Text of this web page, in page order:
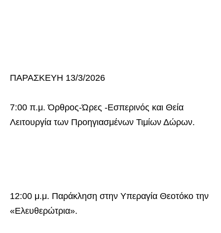
ΠΑΡΑΣΚΕΥΗ 13/3/2026
7:00 π.μ. Όρθρος-Ώρες -Εσπερινός και Θεία
Λειτουργία των Προηγιασμένων Τιμίων Δώρων.
12:00 μ.μ. Παράκληση στην Υπεραγία Θεοτόκο την
«Ελευθερώτρια».